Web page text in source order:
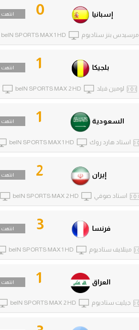
العراق 1 انتهت
جيليت ستاديوم beIN SPORTS MAX 2 HD
فرنسا 3 انتهت
ميتلايف ستاديوم beIN SPORTS MAX 1 HD
إيران 2 انتهت
استاد صوفي beIN SPORTS MAX 2 HD
السعودية 1 انتهت
استاد هارد روك beIN SPORTS MAX 1 HD
بلجيكا 1 انتهت
لومين فيلد beIN SPORTS MAX 2 HD
إسبانيا 0 انتهت
مرسيدس بنز ستاديوم beIN SPORTS MAX 1 HD